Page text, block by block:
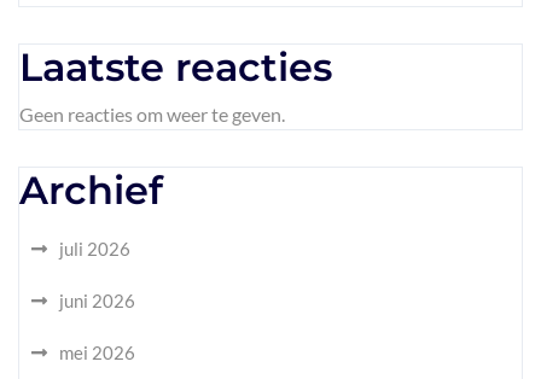
Laatste reacties
Geen reacties om weer te geven.
Archief
juli 2026
juni 2026
mei 2026